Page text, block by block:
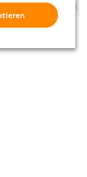
1\8687_2.fw(2)